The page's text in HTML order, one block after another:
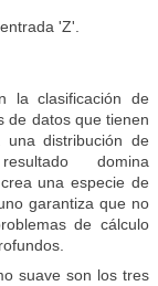
'Z'.
la clasificación de
de datos que tienen
distribución de
domina
una especie de
garantiza que no
de cálculo
suave son los tres